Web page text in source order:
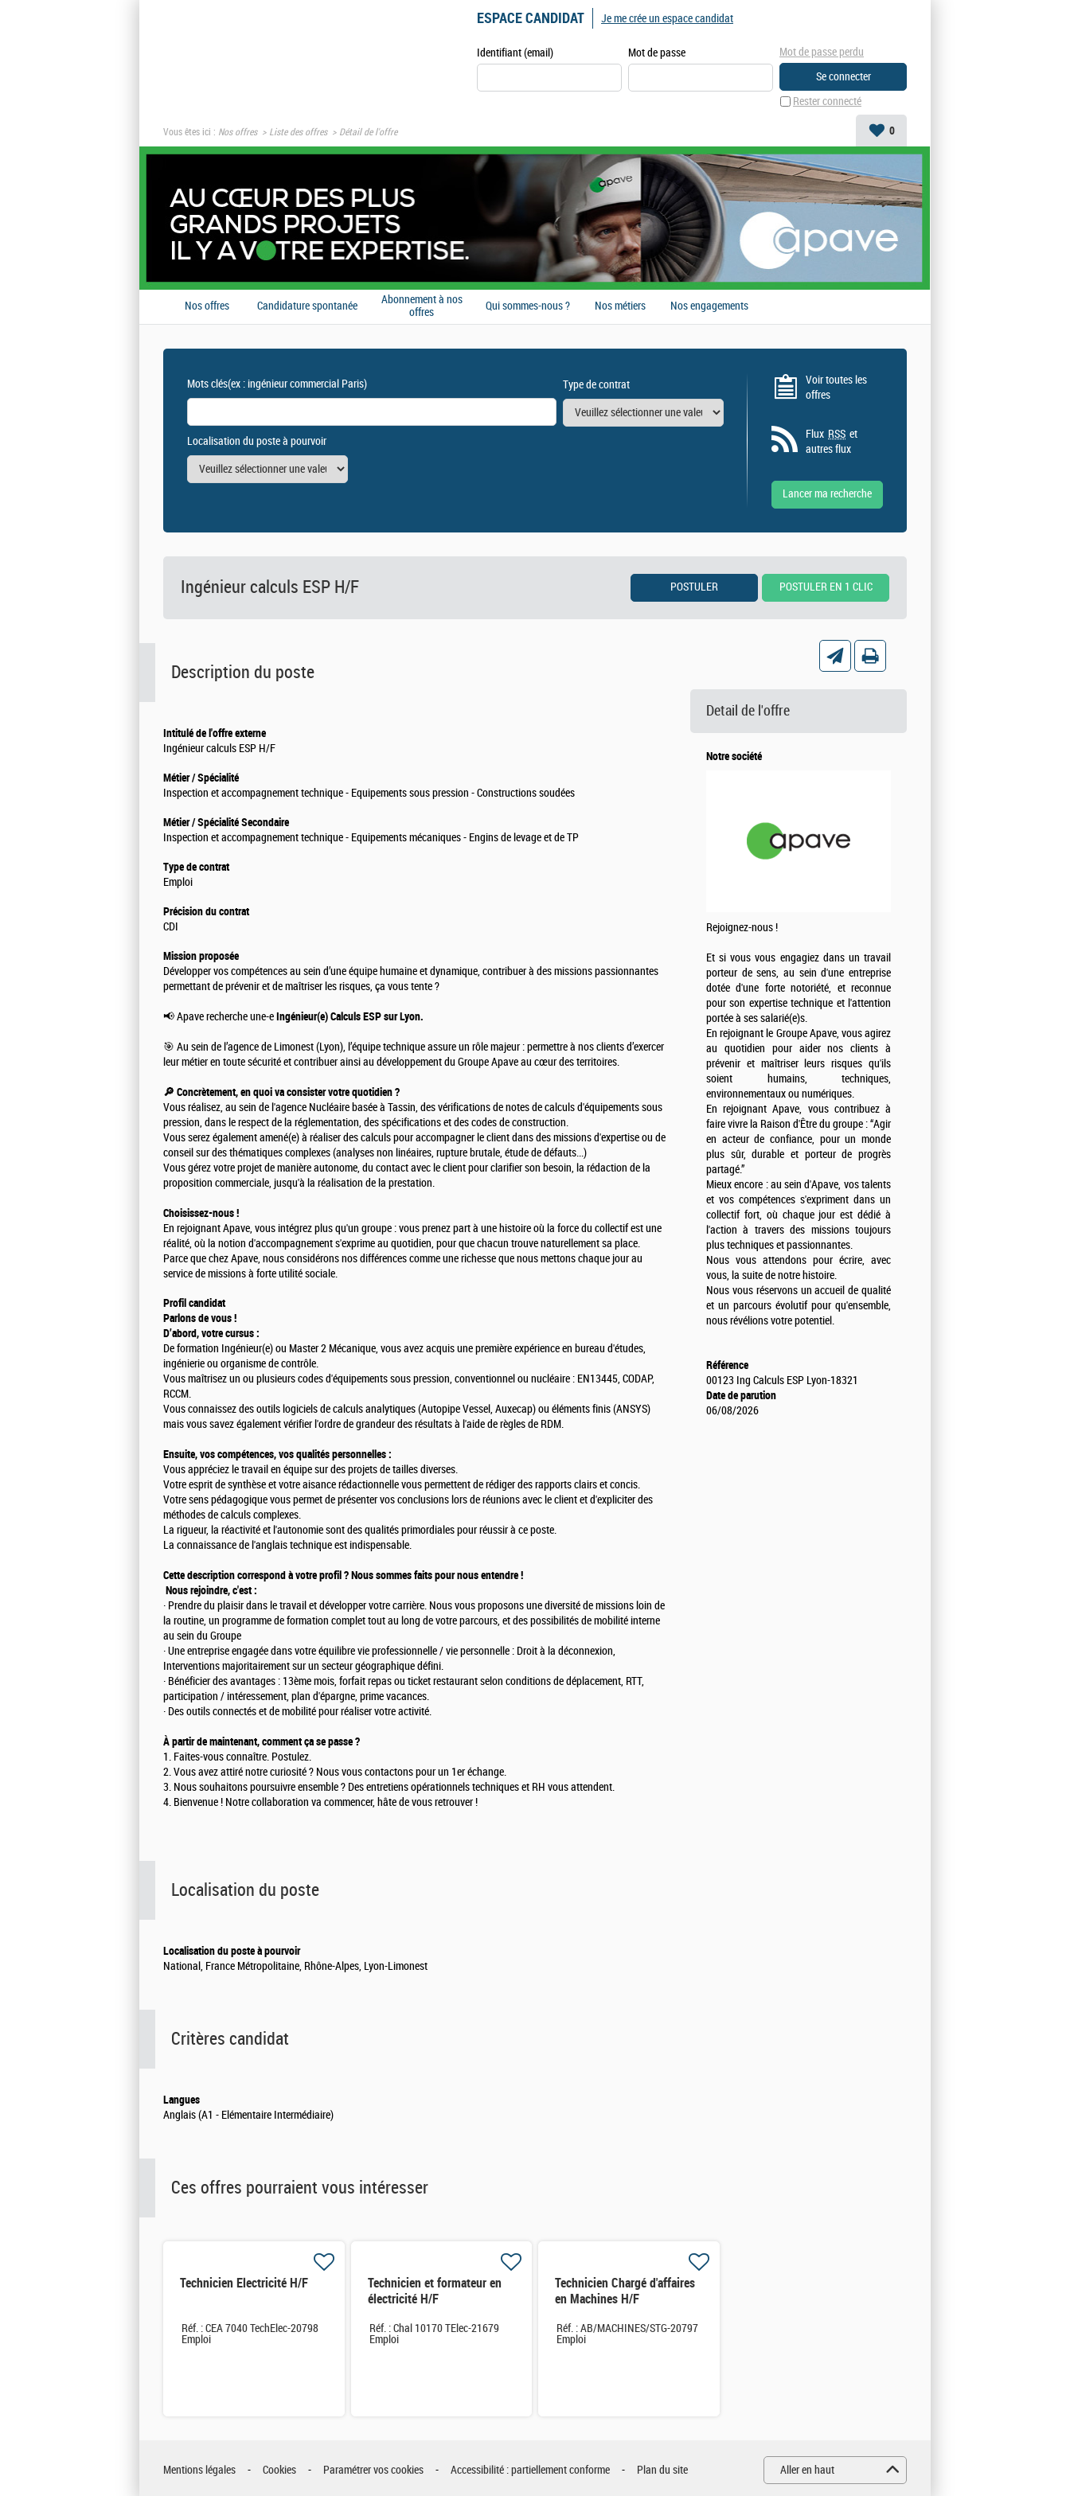
ESPACE CANDIDAT
Identifiant (email) Mot de passe
Rester connecté
Mot de passe perdu
Je me crée un espace candidat
Vous êtes ici : Nos offres Liste des offres Détail de l'offre 0
Nos offres Candidature spontanée
Abonnement à nos
offres
Qui sommes-nous ? Nos métiers Nos engagements
Mots clés(ex : ingénieur commercial Paris) Type de contrat
Localisation du poste à pourvoir
Voir toutes les
offres
Flux RSS et
autres flux
Ingénieur calculs ESP H/F
Description du poste
Intitulé de l'offre externe
Ingénieur calculs ESP H/F
Métier / Spécialité
Inspection et accompagnement technique - Equipements sous pression - Constructions soudées
Métier / Spécialité Secondaire
Inspection et accompagnement technique - Equipements mécaniques - Engins de levage et de TP
Type de contrat
Emploi
Précision du contrat
CDI
Mission proposée
Développer vos compétences au sein d’une équipe humaine et dynamique, contribuer à des missions passionnantes
permettant de prévenir et de maîtriser les risques, ça vous tente ?
📢 Apave recherche une-eIngénieur(e) Calculs ESP sur Lyon.
🎯 Au sein de l’agence de Limonest (Lyon), l’équipe technique assure un rôle majeur : permettre à nos clients d’exercer
leur métier en toute sécurité et contribuer ainsi au développement du Groupe Apave au cœur des territoires.
🔎 Concrètement, en quoi va consister votre quotidien ?
Vous réalisez, au sein de l'agence Nucléaire basée à Tassin, des vérifications de notes de calculs d'équipements sous
pression, dans le respect de la réglementation, des spécifications et des codes de construction.
Vous serez également amené(e) à réaliser des calculs pour accompagner le client dans des missions d'expertise ou de
conseil sur des thématiques complexes (analyses non linéaires, rupture brutale, étude de défauts...)
Vous gérez votre projet de manière autonome, du contact avec le client pour clarifier son besoin, la rédaction de la
proposition commerciale, jusqu'à la réalisation de la prestation.
Choisissez-nous !
En rejoignant Apave, vous intégrez plus qu'un groupe : vous prenez part à une histoire où la force du collectif est une
réalité, où la notion d'accompagnement s'exprime au quotidien, pour que chacun trouve naturellement sa place.
Parce que chez Apave, nous considérons nos différences comme une richesse que nous mettons chaque jour au
service de missions à forte utilité sociale.
Profil candidat
Parlons de vous !
D’abord, votre cursus :
De formation Ingénieur(e) ou Master 2 Mécanique, vous avez acquis une première expérience en bureau d'études,
ingénierie ou organisme de contrôle.
Vous maîtrisez un ou plusieurs codes d'équipements sous pression, conventionnel ou nucléaire : EN13445, CODAP,
RCCM.
Vous connaissez des outils logiciels de calculs analytiques (Autopipe Vessel, Auxecap) ou éléments finis (ANSYS)
mais vous savez également vérifier l'ordre de grandeur des résultats à l'aide de règles de RDM.
Ensuite, vos compétences, vos qualités personnelles :
Vous appréciez le travail en équipe sur des projets de tailles diverses.
Votre esprit de synthèse et votre aisance rédactionnelle vous permettent de rédiger des rapports clairs et concis.
Votre sens pédagogique vous permet de présenter vos conclusions lors de réunions avec le client et d'expliciter des
méthodes de calculs complexes.
La rigueur, la réactivité et l'autonomie sont des qualités primordiales pour réussir à ce poste.
La connaissance de l'anglais technique est indispensable.
Cette description correspond à votre profil ? Nous sommes faits pour nous entendre !
Nous rejoindre, c'est :
· Prendre du plaisir dans le travail et développer votre carrière. Nous vous proposons une diversité de missions loin de
la routine, un programme de formation complet tout au long de votre parcours, et des possibilités de mobilité interne
au sein du Groupe
· Une entreprise engagée dans votre équilibre vie professionnelle / vie personnelle : Droit à la déconnexion,
Interventions majoritairement sur un secteur géographique défini.
· Bénéficier des avantages : 13ème mois, forfait repas ou ticket restaurant selon conditions de déplacement, RTT,
participation / intéressement, plan d'épargne, prime vacances.
· Des outils connectés et de mobilité pour réaliser votre activité.
À partir de maintenant, comment ça se passe ?
1. Faites-vous connaître. Postulez.
2. Vous avez attiré notre curiosité ? Nous vous contactons pour un 1er échange.
3. Nous souhaitons poursuivre ensemble ? Des entretiens opérationnels techniques et RH vous attendent.
4. Bienvenue ! Notre collaboration va commencer, hâte de vous retrouver !
Localisation du poste
Localisation du poste à pourvoir
National, France Métropolitaine, Rhône-Alpes, Lyon-Limonest
Critères candidat
Langues
Anglais (A1 - Elémentaire Intermédiaire)
Detail de l'offre
Notre société
Rejoignez-nous !
Et si vous vous engagiez dans un travail
porteur de sens, au sein d'une entreprise
dotée d'une forte notoriété, et reconnue
pour son expertise technique et l'attention
portée à ses salarié(e)s.
En rejoignant le Groupe Apave, vous agirez
au quotidien pour aider nos clients à
prévenir et maîtriser leurs risques qu'ils
soient humains, techniques,
environnementaux ou numériques.
En rejoignant Apave, vous contribuez à
faire vivre la Raison d'Être du groupe : “Agir
en acteur de confiance, pour un monde
plus sûr, durable et porteur de progrès
partagé.”
Mieux encore : au sein d'Apave, vos talents
et vos compétences s'expriment dans un
collectif fort, où chaque jour est dédié à
l'action à travers des missions toujours
plus techniques et passionnantes.
Nous vous attendons pour écrire, avec
vous, la suite de notre histoire.
Nous vous réservons un accueil de qualité
et un parcours évolutif pour qu'ensemble,
nous révélions votre potentiel.
Référence
00123 Ing Calculs ESP Lyon-18321
Date de parution
06/08/2026
Ces offres pourraient vous intéresser
Technicien Electricité H/F
Réf. : CEA 7040 TechElec-20798
Emploi
Technicien et formateur en
électricité H/F
Réf. : Chal 10170 TElec-21679
Emploi
Technicien Chargé d'affaires
en Machines H/F
Réf. : AB/MACHINES/STG-20797
Emploi
Mentions légales Cookies Paramétrer vos cookies Accessibilité : partiellement conforme Plan du site Aller en haut